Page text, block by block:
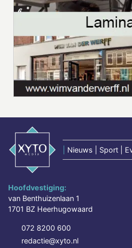
Nieuws | Sport |
Hoofdvestiging:
van Benthuizenlaan 1
1701 BZ Heerhugowaard
072 8200 600
redactie@xyto.nl